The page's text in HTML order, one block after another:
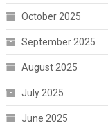
October 2025
September 2025
August 2025
July 2025
June 2025